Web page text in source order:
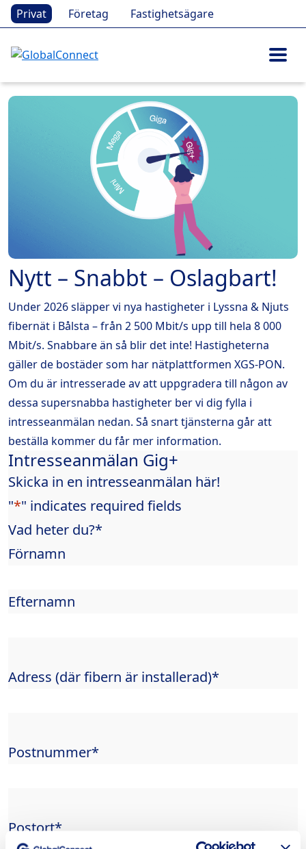
Privat Företag Fastighetsägare
Nytt – Snabbt – Oslagbart!
Under 2026 släpper vi nya hastigheter i Lyssna & Njuts
fibernät i Bålsta – från 2 500 Mbit/s upp till hela 8 000
Mbit/s. Snabbare än så blir det inte! Hastigheterna
gäller de bostäder som har nätplattformen XGS-PON.
Om du är intresserade av att uppgradera till någon av
dessa supersnabba hastigheter ber vi dig fylla i
intresseanmälan nedan. Så snart tjänsterna går att
beställa kommer du får mer information.
Intresseanmälan Gig+
Skicka in en intresseanmälan här!
"*" indicates required fields
Vad heter du?*
Förnamn
Efternamn
Adress (där fibern är installerad)*
Postnummer*
Postort*